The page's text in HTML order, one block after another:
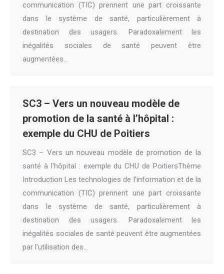
communication (TIC) prennent une part croissante
dans le système de santé, particulièrement à
destination des usagers. Paradoxalement les
inégalités sociales de santé peuvent être
augmentées…
SC3 – Vers un nouveau modèle de
promotion de la santé à l’hôpital :
exemple du CHU de Poitiers
SC3 – Vers un nouveau modèle de promotion de la
santé à l'hôpital : exemple du CHU de PoitiersThème
Introduction Les technologies de l’information et de la
communication (TIC) prennent une part croissante
dans le système de santé, particulièrement à
destination des usagers. Paradoxalement les
inégalités sociales de santé peuvent être augmentées
par l’utilisation des…